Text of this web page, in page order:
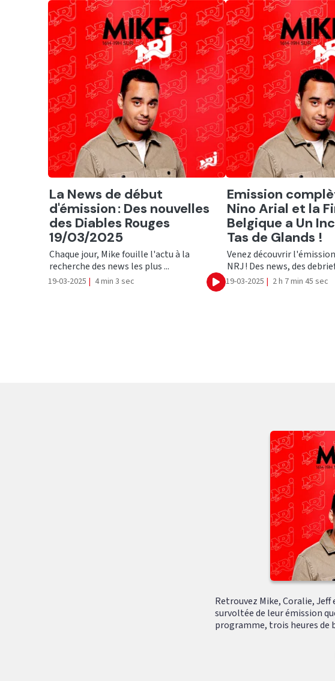
Ecouter
La News de début
d'émission : Des nouvelles
des Diables Rouges
19/03/2025
Chaque jour, Mike fouille l'actu à la
recherche des news les plus ...
19-03-2025 | 4 min 3 sec Ecouter
Ecouter
Emission
Nino Arial et la
Belgique a Un
Tas de Glands !
Venez découvrir
NRJ ! Des news, des
19-03-2025 | 2 h 7 min 45 sec
Retrouvez Mike, Coralie,
survoltée de leur émission
programme, trois heures de